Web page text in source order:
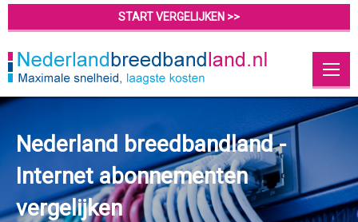
START VERGELIJKEN >>
Nederland breedbandland -
Internet abonnementen
vergelijken